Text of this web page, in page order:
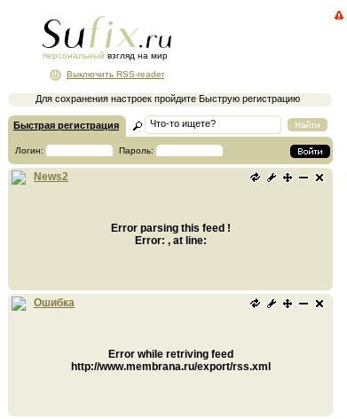
персональный взгляд на мир
Для сохранения настроек пройдите Быструю регистрацию
Выключить RSS-reader
Быстрая регистрация
Логин: Пароль:
News2
Error parsing this feed !
Error: , at line:
Ошибка
Error while retriving feed
http://www.membrana.ru/export/rss.xml